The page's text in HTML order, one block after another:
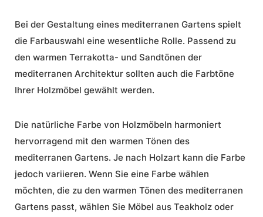
Bei der Gestaltung eines mediterranen Gartens spielt
die Farbauswahl eine wesentliche Rolle. Passend zu
den warmen Terrakotta- und Sandtönen der
mediterranen Architektur sollten auch die Farbtöne
Ihrer Holzmöbel gewählt werden.
Die natürliche Farbe von Holzmöbeln harmoniert
hervorragend mit den warmen Tönen des
mediterranen Gartens. Je nach Holzart kann die Farbe
jedoch variieren. Wenn Sie eine Farbe wählen
möchten, die zu den warmen Tönen des mediterranen
Gartens passt, wählen Sie Möbel aus Teakholz oder